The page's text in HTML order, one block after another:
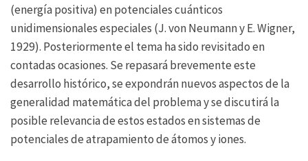
(energía positiva) en potenciales cuánticos
unidimensionales especiales (J. von Neumann y E. Wigner,
1929). Posteriormente el tema ha sido revisitado en
contadas ocasiones. Se repasará brevemente este
desarrollo histórico, se expondrán nuevos aspectos de la
generalidad matemática del problema y se discutirá la
posible relevancia de estos estados en sistemas de
potenciales de atrapamiento de átomos y iones.